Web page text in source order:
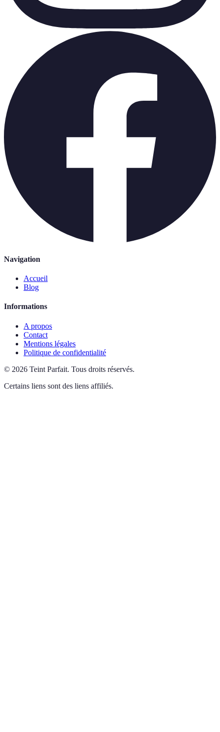
Navigation
Accueil
Blog
Informations
A propos
Contact
Mentions légales
Politique de confidentialité
© 2026 Teint Parfait. Tous droits réservés.
Certains liens sont des liens affiliés.